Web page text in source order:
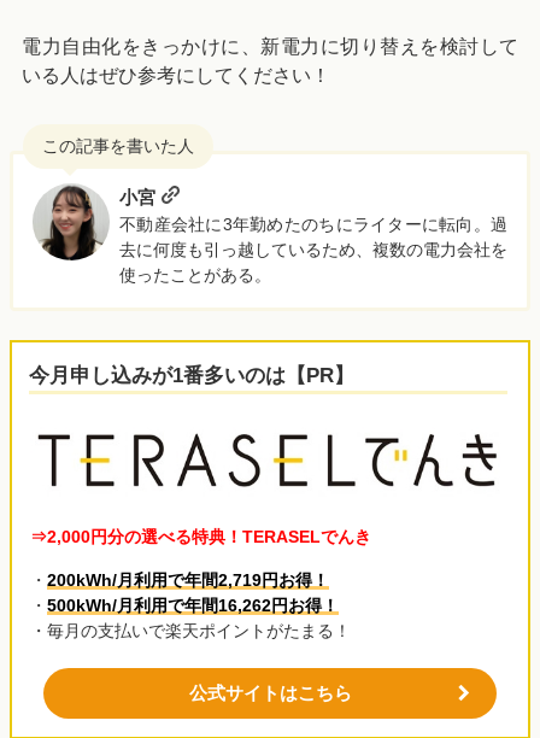
電力自由化をきっかけに、新電力に切り替えを検討して
いる人はぜひ参考にしてください！
小宮
不動産会社に3年勤めたのちにライターに転向。過
去に何度も引っ越しているため、複数の電力会社を
使ったことがある。
今月申し込みが1番多いのは【PR】
⇒2,000円分の選べる特典！TERASELでんき
・ 200kWh/月利用で年間2,719円お得！
・ 500kWh/月利用で年間16,262円お得！
・毎月の支払いで楽天ポイントがたまる！
公式サイトはこちら